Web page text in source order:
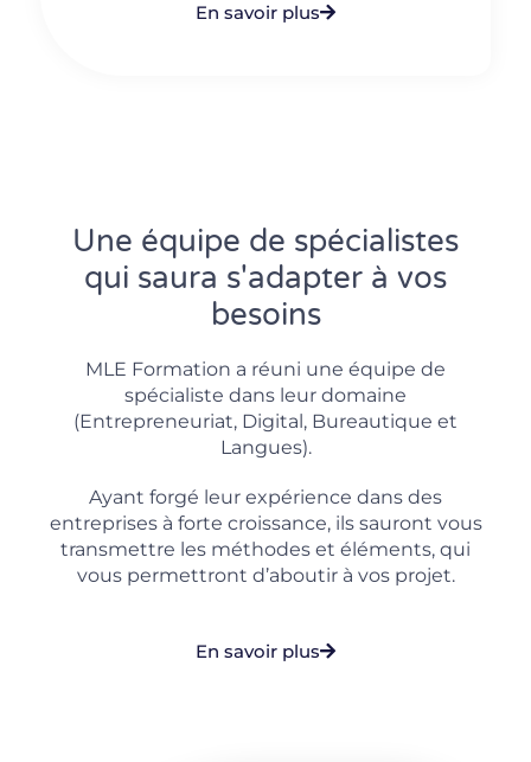
En savoir plus
Une équipe de spécialistes
qui saura s'adapter à vos
besoins
MLE Formation a réuni une équipe de
spécialiste dans leur domaine
(Entrepreneuriat, Digital, Bureautique et
Langues).
Ayant forgé leur expérience dans des
entreprises à forte croissance, ils sauront vous
transmettre les méthodes et éléments, qui
vous permettront d’aboutir à vos projet.
En savoir plus